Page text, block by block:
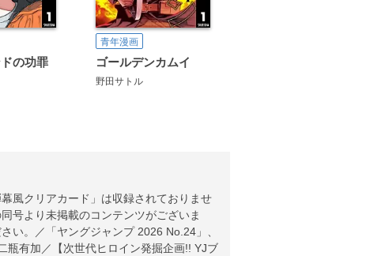
の功罪
青年漫画
ゴールデンカムイ
野田サトル
風クリアカード」は収録されておりませ
号より未掲載のコンテンツがございま
い。／「ヤングジャンプ 2026 No.24」、
瓶有加／【次世代ヒロイン発掘企画!! YJブ